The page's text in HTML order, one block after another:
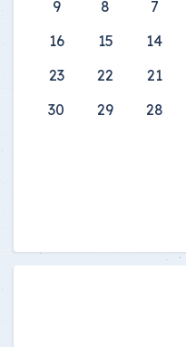
7
8
9
14
15
16
21
22
23
28
29
30